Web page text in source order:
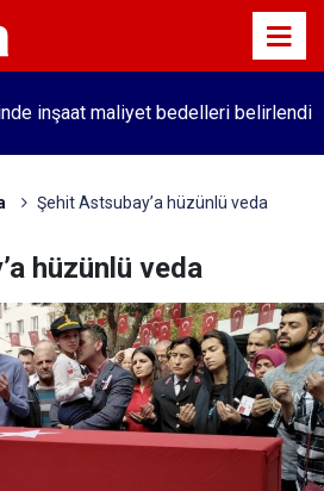
inşaat maliyet bedelleri belirlendi
Şehit Astsubay’a hüzünlü veda
hüzünlü veda